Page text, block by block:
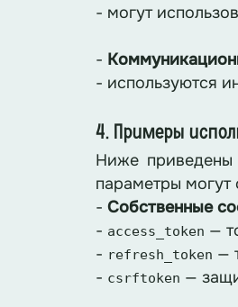
- могут
-
- используются
4. Примеры
Ниже приведены
параметры могут
- Собственные
- access_token —
- refresh_token —
- csrftoken —